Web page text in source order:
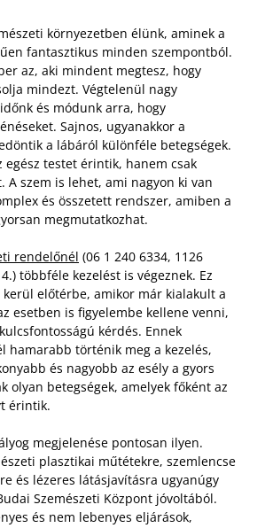
környezetben élünk, aminek a
fantasztikus minden szempontból.
az, aki mindent megtesz, hogy
mindezt. Végtelenül nagy
és módunk arra, hogy
Sajnos, ugyanakkor a
a lábáról különféle betegségek.
egész testet érintik, hanem csak
A szem is lehet, ami nagyon ki van
és összetett rendszer, amiben a
megmutatkozhat.
rendelőnél (06 1 240 6334, 1126
többféle kezelést is végeznek. Ez
előtérbe, amikor már kialakult a
esetben is figyelembe kellene venni,
kérdés. Ennek
hamarabb történik meg a kezelés,
és nagyobb az esély a gyors
olyan betegségek, amelyek főként az
érintik.
megjelenése pontosan ilyen.
plasztikai műtétekre, szemlencse
és lézeres látásjavításra ugyanúgy
Szemészeti Központ jóvoltából.
és nem lebenyes eljárások,